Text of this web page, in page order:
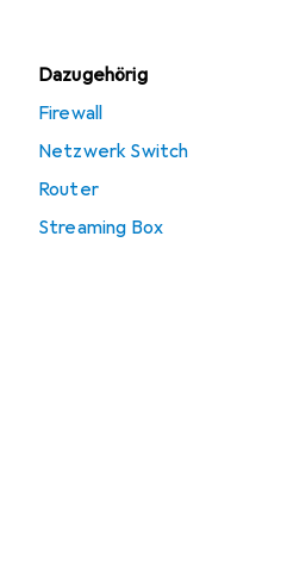
Dazugehörig
Firewall
Netzwerk Switch
Router
Streaming Box